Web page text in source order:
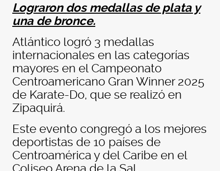
Lograron dos medallas de plata y
una de bronce.
Atlántico logró 3 medallas
internacionales en las categorías
mayores en el Campeonato
Centroamericano Gran Winner 2025
de Karate-Do, que se realizó en
Zipaquirá.
Este evento congregó a los mejores
deportistas de 10 países de
Centroamérica y del Caribe en el